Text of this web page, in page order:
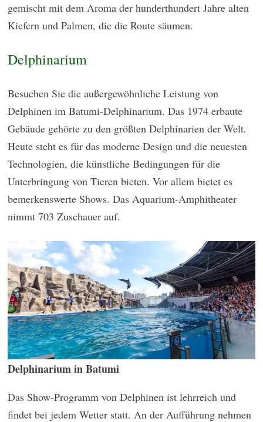
gemischt mit dem Aroma der hunderthundert Jahre alten
Kiefern und Palmen, die die Route säumen.
Delphinarium
Besuchen Sie die außergewöhnliche Leistung von
Delphinen im Batumi-Delphinarium. Das 1974 erbaute
Gebäude gehörte zu den größten Delphinarien der Welt.
Heute steht es für das moderne Design und die neuesten
Technologien, die künstliche Bedingungen für die
Unterbringung von Tieren bieten. Vor allem bietet es
bemerkenswerte Shows. Das Aquarium-Amphitheater
nimmt 703 Zuschauer auf.
Delphinarium in Batumi
Das Show-Programm von Delphinen ist lehrreich und
findet bei jedem Wetter statt. An der Aufführung nehmen